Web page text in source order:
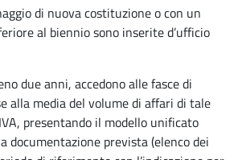
di nuova costituzione o con un
al biennio sono inserite d’ufficio
due anni, accedono alle fasce di
alla media del volume di affari di tale
presentando il modello unificato
documentazione prevista (elenco dei